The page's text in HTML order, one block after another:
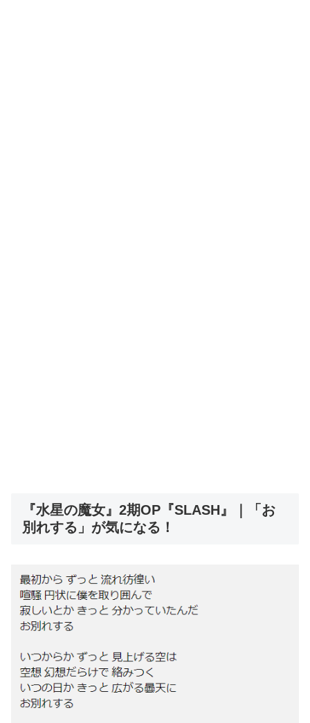
『水星の魔女』2期OP『SLASH』｜「お
別れする」が気になる！